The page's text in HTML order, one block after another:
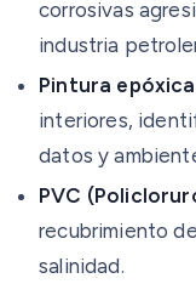
corrosivas
industria
Pintura
interiores,
datos y
PVC
recubrimiento
salinidad.